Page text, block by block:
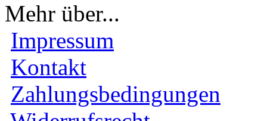
Mehr über...
Impressum
Kontakt
Zahlungsbedingungen